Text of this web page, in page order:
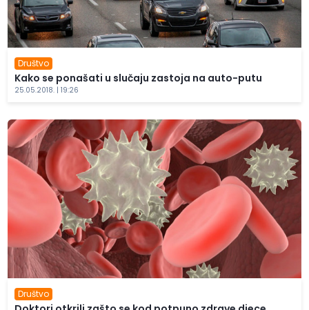
Društvo
Kako se ponašati u slučaju zastoja na auto-putu
25.05.2018. | 19:26
Društvo